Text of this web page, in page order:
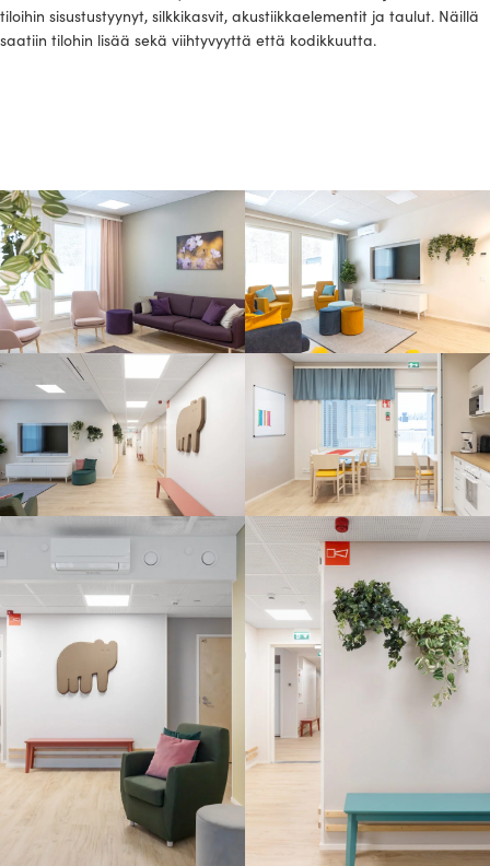
tiloihin sisustustyynyt, silkkikasvit, akustiikkaelementit ja taulut. Näillä
saatiin tilohin lisää sekä viihtyvyyttä että kodikkuutta.